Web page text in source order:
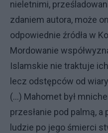
nieletnimi,
zdaniem autora, może
odpowiednie źródła w
Mordowanie
Islamskie nie traktuje
lecz odstępców od
(…) Mahomet był
przesłanie pod palmą, a
ludzie po jego śmierci